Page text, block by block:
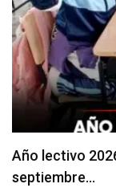
Se suspenderá
agosto 5, 2026